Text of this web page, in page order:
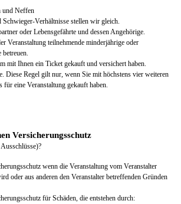
und Neffen
Verhältnisse stellen wir gleich.
oder Lebensgefährte und dessen Angehörige.
Veranstaltung teilnehmende minderjährige oder
mit Ihnen ein Ticket gekauft und versichert haben.
Diese Regel gilt nur, wenn Sie mit höchstens vier weiteren
für eine Veranstaltung gekauft haben.
Versicherungsschutz
wenn die Veranstaltung vom Veranstalter
oder aus anderen den Veranstalter betreffenden Gründen
für Schäden, die entstehen durch: